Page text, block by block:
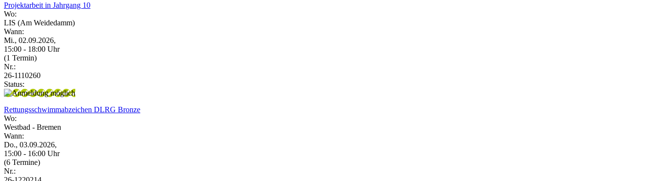
Projektarbeit in Jahrgang 10
Wo:
LIS (Am Weidedamm)
Wann:
Mi., 02.09.2026,
15:00 - 18:00 Uhr
(1 Termin)
Nr.:
26-1110260
Status:
Rettungsschwimmabzeichen DLRG Bronze
Wo:
Westbad - Bremen
Wann:
Do., 03.09.2026,
15:00 - 16:00 Uhr
(6 Termine)
Nr.: